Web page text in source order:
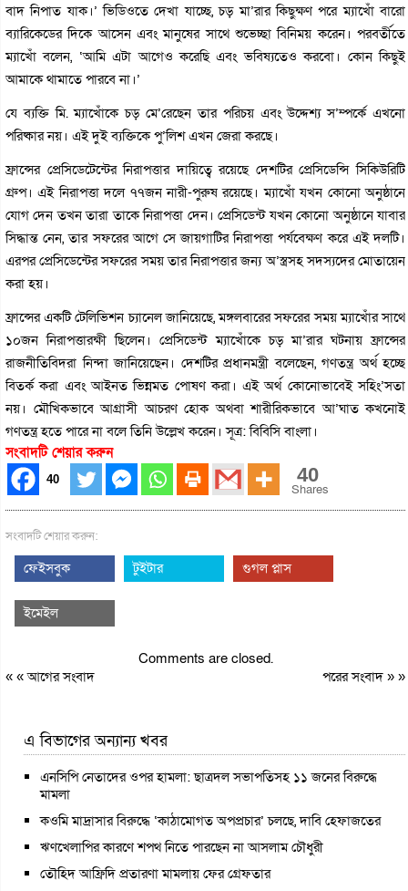
বাদ নিপাত যাক।’ ভিডিওতে দেখা যাচ্ছে, চড় মা’রার কিছুক্ষণ পরে ম্যাখোঁ বারো
ব্যারিকেডের দিকে আসেন এবং মানুষের সাথে শুভেচ্ছা বিনিময় করেন। পরবর্তীতে
ম্যাখোঁ বলেন, ‘আমি এটা আগেও করেছি এবং ভবিষ্যতেও করবো। কোন কিছুই
আমাকে থামাতে পারবে না।’
যে ব্যক্তি মি. ম্যাখোঁকে চড় মে’রেছেন তার পরিচয় এবং উদ্দেশ্য স’ম্পর্কে এখনো
পরিষ্কার নয়। এই দুই ব্যক্তিকে পু’লিশ এখন জেরা করছে।
ফ্রান্সের প্রেসিডেটেন্টের নিরাপত্তার দায়িত্বে রয়েছে দেশটির প্রেসিডেন্সি সিকিউরিটি
গ্রুপ। এই নিরাপত্তা দলে ৭৭জন নারী-পুরুষ রয়েছে। ম্যাখোঁ যখন কোনো অনুষ্ঠানে
যোগ দেন তখন তারা তাকে নিরাপত্তা দেন। প্রেসিডেন্ট যখন কোনো অনুষ্ঠানে যাবার
সিদ্ধান্ত নেন, তার সফরের আগে সে জায়গাটির নিরাপত্তা পর্যবেক্ষণ করে এই দলটি।
এরপর প্রেসিডেন্টের সফরের সময় তার নিরাপত্তার জন্য অ’স্ত্রসহ সদস্যদের মোতায়েন
করা হয়।
ফ্রান্সের একটি টেলিভিশন চ্যানেল জানিয়েছে, মঙ্গলবারের সফরের সময় ম্যাখোঁর সাথে
১০জন নিরাপত্তারক্ষী ছিলেন। প্রেসিডেন্ট ম্যাখোঁকে চড় মা’রার ঘটনায় ফ্রান্সের
রাজনীতিবিদরা নিন্দা জানিয়েছেন। দেশটির প্রধানমন্ত্রী বলেছেন, গণতন্ত্র অর্থ হচ্ছে
বিতর্ক করা এবং আইনত ভিন্নমত পোষণ করা। এই অর্থ কোনোভাবেই সহিং’সতা
নয়। মৌখিকভাবে আগ্রাসী আচরণ হোক অথবা শারীরিকভাবে আ’ঘাত কখনোই
গণতন্ত্র হতে পারে না বলে তিনি উল্লেখ করেন। সূত্র: বিবিসি বাংলা।
সংবাদটি শেয়ার করুন
40 40
Shares
সংবাদটি শেয়ার করুন:
ফেইসবুক টুইটার গুগল প্লাস
ইমেইল
Comments are closed.
« «আগের সংবাদ পরের সংবাদ» »
এ বিভাগের অন্যান্য খবর
এনসিপি নেতাদের ওপর হামলা: ছাত্রদল সভাপতিসহ ১১ জনের বিরুদ্ধে
মামলা
কওমি মাদ্রাসার বিরুদ্ধে ‘কাঠামোগত অপপ্রচার’ চলছে, দাবি হেফাজতের
ঋণখেলাপির কারণে শপথ নিতে পারছেন না আসলাম চৌধুরী
তৌহিদ আফ্রিদি প্রতারণা মামলায় ফের গ্রেফতার